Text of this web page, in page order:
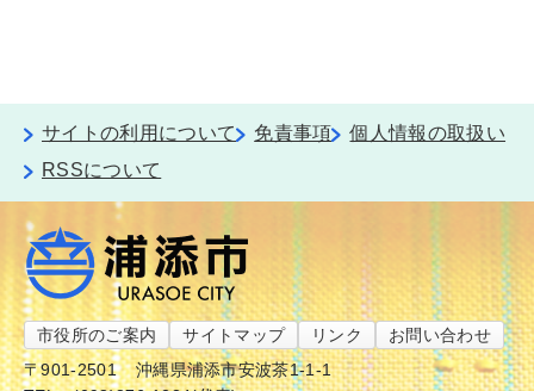
サイトの利用について 免責事項
個人情報の取扱い
RSSについて
市役所のご案内 サイトマップ リンク
お問い合わせ
〒901-2501
沖縄県浦添市安波茶1-1-1